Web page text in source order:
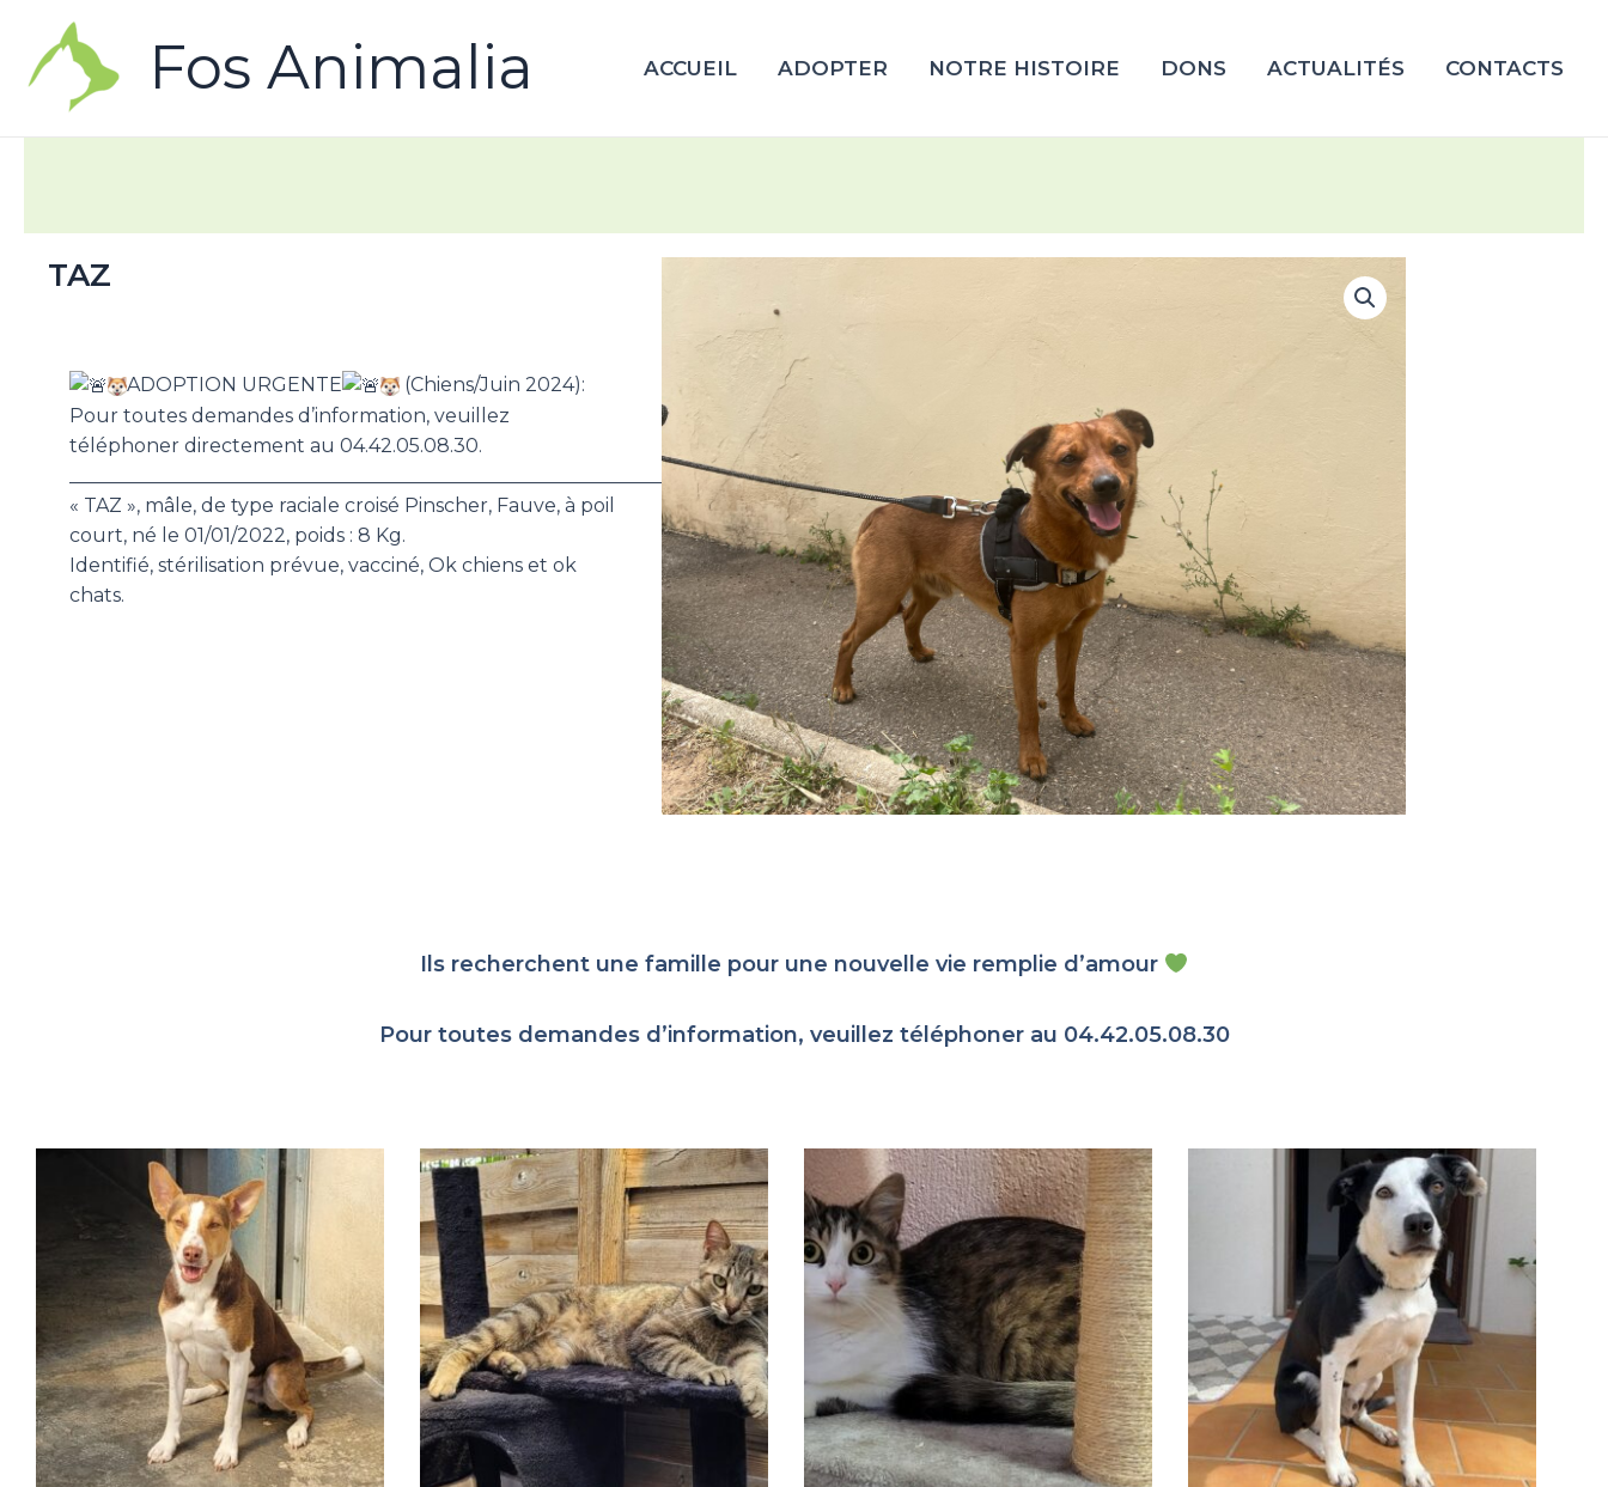
Fos Animalia ACCUEIL ADOPTER NOTRE HISTOIRE DONS ACTUALITÉS CONTACTS
TAZ
ADOPTION URGENTE
(Chiens/Juin 2024):
Pour toutes demandes d’information, veuillez
téléphoner directement au 04.42.05.08.30.
_______________________________________________________________________
« TAZ », mâle, de type raciale croisé Pinscher, Fauve, à poil
court, né le 01/01/2022, poids : 8 Kg.
Identifié, stérilisation prévue, vacciné, Ok chiens et ok
chats.
Ils recherchent une famille pour une nouvelle vie remplie d’amour
Pour toutes demandes d’information, veuillez téléphoner au 04.42.05.08.30